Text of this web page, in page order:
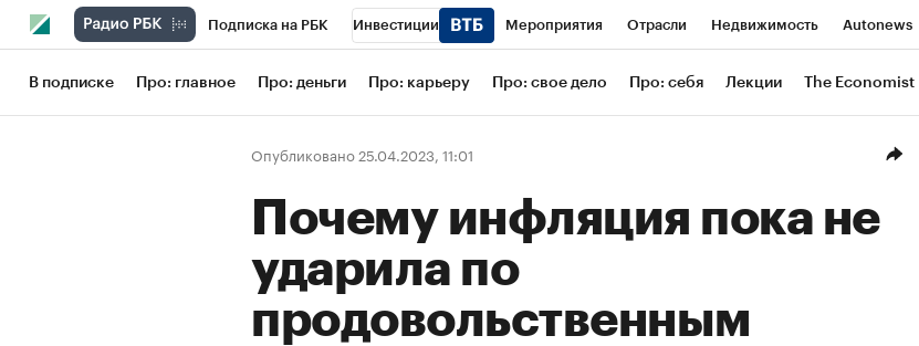
Подписка на РБК Инвестиции Мероприятия Отрасли Недвижимость Autonews
Школа управления РБК РБК Образование РБК Life Тренды Визионеры
Рынок наличной валюты
В подписке Про: главное Про: деньги Про: карьеру Про: свое дело Про: себя Лекции The Economist
Опубликовано 25.04.2023, 11:01
Почему инфляция пока не
ударила по
продовольственным